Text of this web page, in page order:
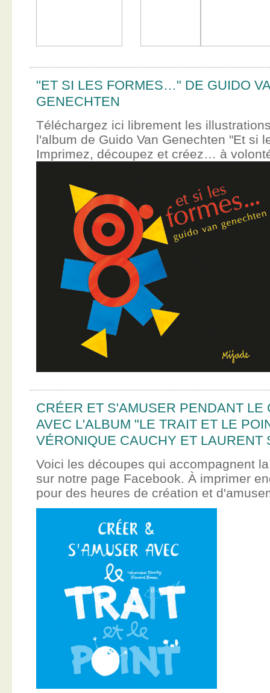
"ET SI LES FORMES…" DE GUIDO
GENECHTEN
Téléchargez ici librement les
l'album de Guido Van Genechten "Et si
Imprimez, découpez et créez… à
CRÉER ET S'AMUSER PENDANT LE
AVEC L'ALBUM "LE TRAIT ET LE
VÉRONIQUE CAUCHY ET LAURENT
Voici les découpes qui accompagnent
sur notre page Facebook. À imprimer
pour des heures de création et